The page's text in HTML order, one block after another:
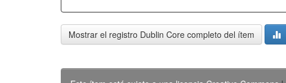
Mostrar el registro Dublin Core completo del ítem